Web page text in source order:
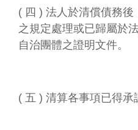
( 四 ) 法人於清償債務
之規定處理或已歸屬於
自治團體之證明文件。
( 五 ) 清算各事項已得承